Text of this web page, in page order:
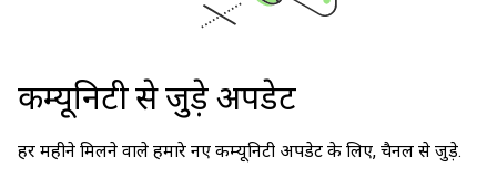
कम्यूनिटी से जुड़े अपडेट
हर महीने मिलने वाले हमारे नए कम्यूनिटी अपडेट के लिए, चैनल से जुड़े.